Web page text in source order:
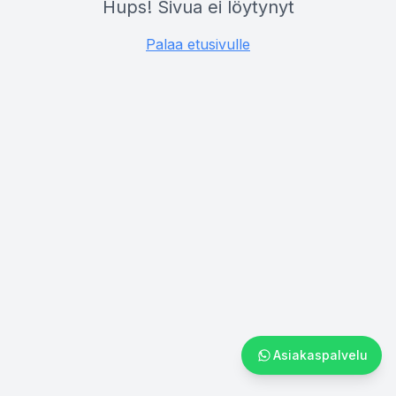
Hups! Sivua ei löytynyt
Palaa etusivulle
Asiakaspalvelu